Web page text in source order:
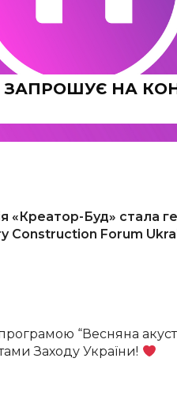
ЗАПРОШУЄ НА
«Креатор-Буд» стала
Construction Forum
програмою “Весняна
Заходу України!